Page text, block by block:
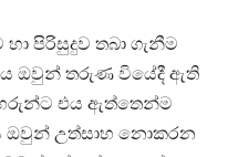
පිරිසුදුව තබා ගැනීම
ඔවුන් තරුණ වියේදී ඇති
එය ඇත්තෙන්ම
ඔවුන් උත්සාහ නොකරන